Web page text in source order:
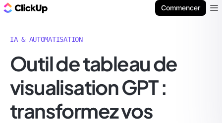
Commencer
IA & AUTOMATISATION
Outil de tableau de
visualisation GPT :
transformez vos